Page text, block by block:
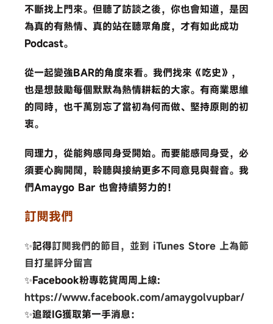
不斷找上門來。但聽了訪談之後，你也會知道，是因
為真的有熱情、真的站在聽眾角度，才有如此成功
Podcast。
從一起變強BAR的角度來看。我們找來《吃史》，
也是想鼓勵每個默默為熱情耕耘的大家。有商業思維
的同時，也千萬別忘了當初為何而做、堅持原則的初
衷。
同理力，從能夠感同身受開始。而要能感同身受，必
須要心胸開闊，聆聽與接納更多不同意見與聲音。我
們Amaygo Bar 也會持續努力的！
訂閱我們
✨記得訂閱我們的節目，並到 iTunes Store 上為節
目打星評分留言
✨Facebook粉專乾貨周周上線:
https://www.facebook.com/amaygolvupbar/
✨追蹤IG獲取第一手消息：